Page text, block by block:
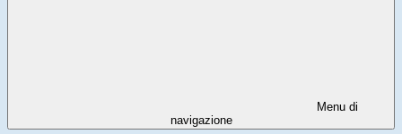
Menu di
navigazione